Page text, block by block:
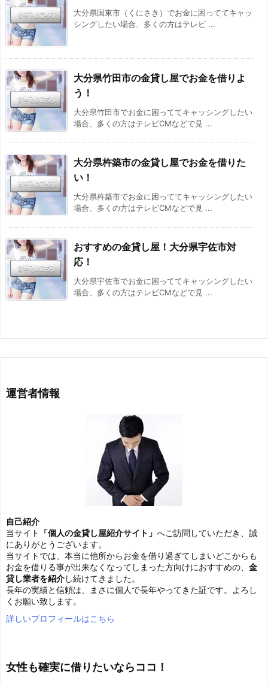
大分県国東市（くにさき）でお金に困っててキャッ
シングしたい場合、多くの方はテレビ ...
大分県竹田市の金貸し屋でお金を借りよ
う！
大分県竹田市でお金に困っててキャッシングしたい
場合、多くの方はテレビCMなどで見 ...
大分県杵築市の金貸し屋でお金を借りた
い！
大分県杵築市でお金に困っててキャッシングしたい
場合、多くの方はテレビCMなどで見 ...
おすすめの金貸し屋！大分県宇佐市対
応！
大分県宇佐市でお金に困っててキャッシングしたい
場合、多くの方はテレビCMなどで見 ...
運営者情報
自己紹介
当サイト
「個人の金貸し屋紹介サイト」 へご訪問していただき、誠
にありがとうございます。
当サイトでは、本当に他所からお金を借り過ぎてしまいどこからも
お金を借りる事が出来なくなってしまった方向けにおすすめの、 金
貸し業者を紹介し続けてきました。
長年の実績と信頼は、まさに個人で長年やってきた証です。よろし
くお願い致します。
詳しいプロフィールはこちら
女性も確実に借りたいならココ！